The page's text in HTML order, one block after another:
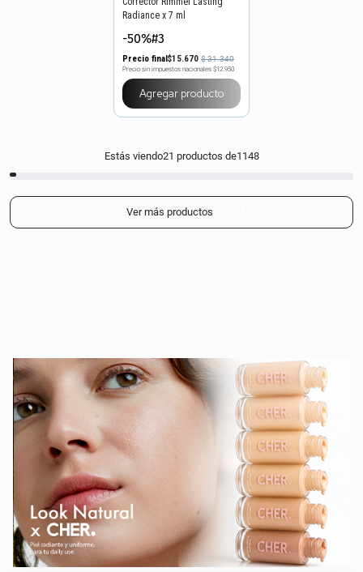
Radiance x 7 ml
-50%#3
Precio final$15.670 $31.340
Precio sin impuestos nacionales $12.950
Agregar producto
Estás viendo21 productos de1148
Mostrar más